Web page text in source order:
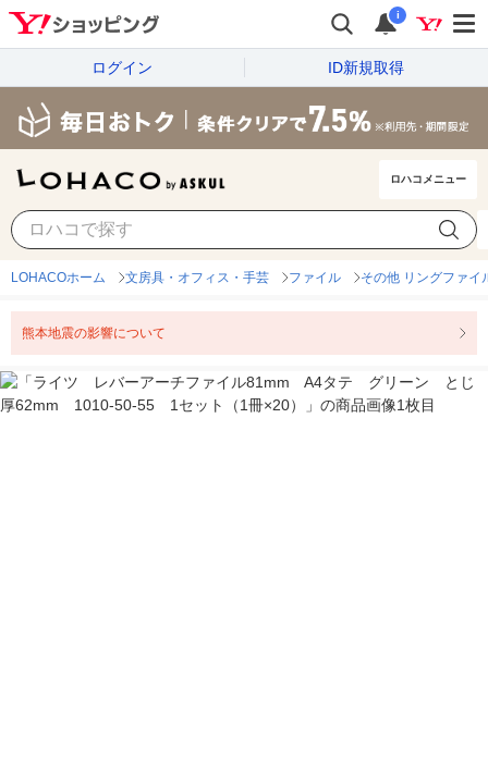
i
ログイン ID新規取得
ロハコメニュー
LOHACOホーム 文房具・オフィス・手芸 ファイル その他 リングファイ
熊本地震の影響について